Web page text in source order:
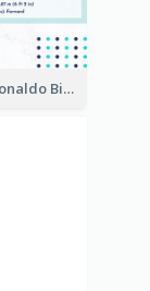
Cristiano Ronaldo Biography